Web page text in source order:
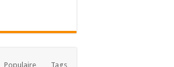
Populaire Tags